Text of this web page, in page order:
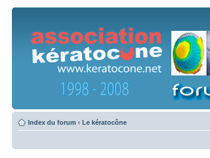
Index du forum ‹ Le kératocône